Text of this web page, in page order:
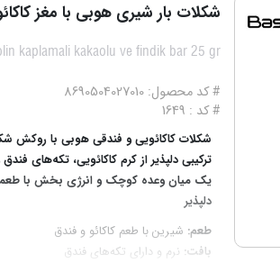
شکلات بار شیری هوبی با مغز کاکائو و
kaplamali kakaolu ve findik bar 25 gr
# کد محصول: 8690504027010
# کد : 1649
شکلات کاکائویی و فندقی هوبی با روکش
ترکیبی دلپذیر از کرم کاکائویی، تکه‌های
یک میان وعده کوچک و انرژی بخش با
دلپذیر
طعم: شیرین با طعم کاکائو و فندق
بافت: نرم و دارای تکه‌های فندق